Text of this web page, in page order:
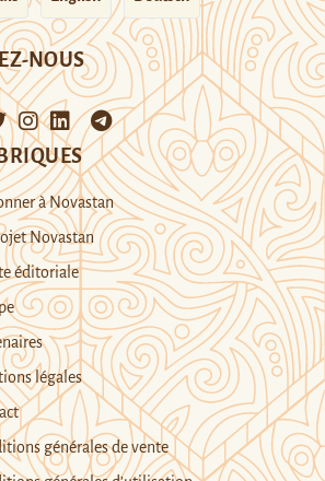
NOUS
à Novastan
Novastan
éditoriale
légales
générales de vente